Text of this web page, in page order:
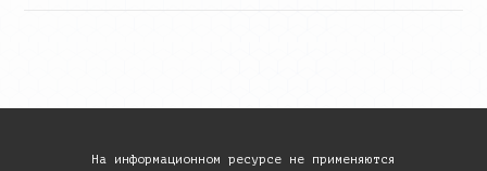
На информационном ресурсе не применяются